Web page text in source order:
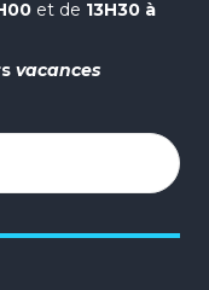
et de 13H30 à
vacances